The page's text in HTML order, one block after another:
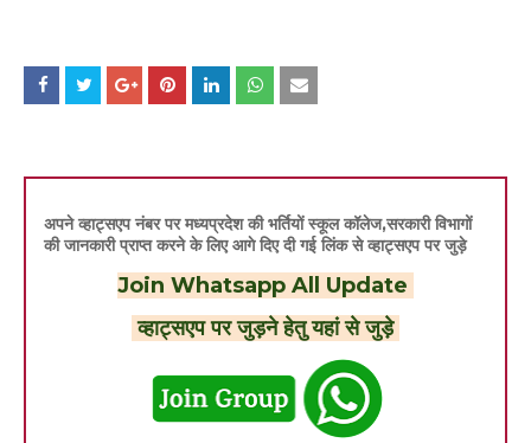
अपने व्हाट्सएप नंबर पर मध्यप्रदेश की भर्तियों स्कूल कॉलेज,सरकारी विभागों
की जानकारी प्राप्त करने के लिए आगे दिए दी गई लिंक से व्हाट्सएप पर जुड़े
Join Whatsapp All Update
व्हाट्सएप पर जुड़ने हेतु यहां से जुड़े